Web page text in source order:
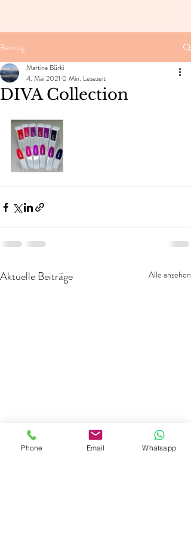
Beitrag
DIVA Collection
Martina Bürki
4. Mai 2021 0 Min. Lesezeit
Aktuelle Beiträge Alle ansehen
Phone Email Whatsapp